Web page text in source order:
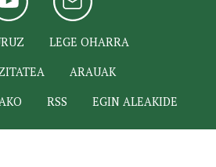
LEGE OHARRA
ARAUAK
RSS EGIN ALEAKIDE